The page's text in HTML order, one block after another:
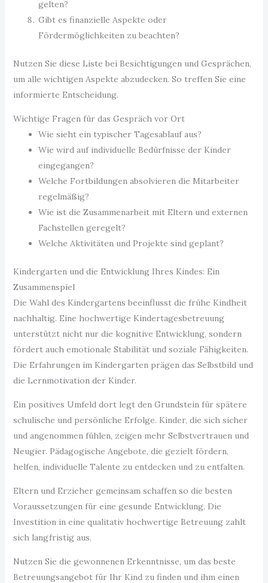
gelten?
Gibt es finanzielle Aspekte oder
Fördermöglichkeiten zu beachten?
Nutzen Sie diese Liste bei Besichtigungen und Gesprächen,
um alle wichtigen Aspekte abzudecken. So treffen Sie eine
informierte Entscheidung.
Wichtige Fragen für das Gespräch vor Ort
Wie sieht ein typischer Tagesablauf aus?
Wie wird auf individuelle Bedürfnisse der Kinder
eingegangen?
Welche Fortbildungen absolvieren die Mitarbeiter
regelmäßig?
Wie ist die Zusammenarbeit mit Eltern und externen
Fachstellen geregelt?
Welche Aktivitäten und Projekte sind geplant?
Kindergarten und die Entwicklung Ihres Kindes: Ein
Zusammenspiel
Die Wahl des Kindergartens beeinflusst die frühe Kindheit
nachhaltig. Eine hochwertige Kindertagesbetreuung
unterstützt nicht nur die kognitive Entwicklung, sondern
fördert auch emotionale Stabilität und soziale Fähigkeiten.
Die Erfahrungen im Kindergarten prägen das Selbstbild und
die Lernmotivation der Kinder.
Ein positives Umfeld dort legt den Grundstein für spätere
schulische und persönliche Erfolge. Kinder, die sich sicher
und angenommen fühlen, zeigen mehr Selbstvertrauen und
Neugier. Pädagogische Angebote, die gezielt fördern,
helfen, individuelle Talente zu entdecken und zu entfalten.
Eltern und Erzieher gemeinsam schaffen so die besten
Voraussetzungen für eine gesunde Entwicklung. Die
Investition in eine qualitativ hochwertige Betreuung zahlt
sich langfristig aus.
Nutzen Sie die gewonnenen Erkenntnisse, um das beste
Betreuungsangebot für Ihr Kind zu finden und ihm einen